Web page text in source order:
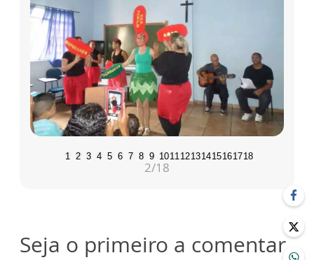
1 2 3 4 5 6 7 8 9 1011 12131415161718
2/18
Seja o primeiro a comentar